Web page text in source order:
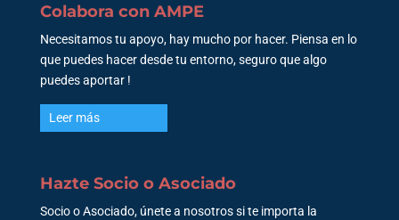
Colabora con AMPE
Necesitamos tu apoyo, hay mucho por hacer. Piensa en lo
que puedes hacer desde tu entorno, seguro que algo
puedes aportar !
Leer más
Hazte Socio o Asociado
Socio o Asociado, únete a nosotros si te importa la